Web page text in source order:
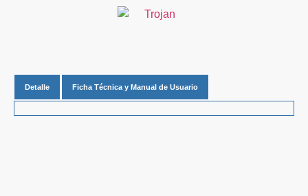
Detalle Ficha Técnica y Manual de Usuario